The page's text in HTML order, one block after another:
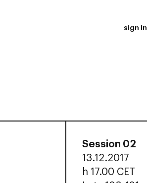
sign in
Session 02
13.12.2017
h 17.00 CET